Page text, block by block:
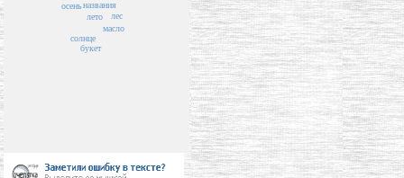
названия
лето
солнце
лес
осень
букет
масло